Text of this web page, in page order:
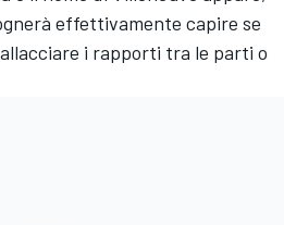
effettivamente capire se
i rapporti tra le parti o